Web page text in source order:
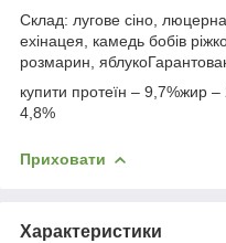
Склад: лугове сіно,
ехінацея, камедь бобів
розмарин,
купити протеїн – 9,7%жир
4,8%
Приховати
Характеристики